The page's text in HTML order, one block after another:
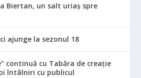
Biertan, un salt uriaș spre
ajunge la sezonul 18
continuă cu Tabăra de creație
întâlniri cu publicul